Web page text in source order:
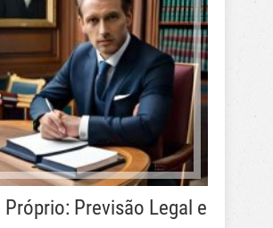
Próprio: Previsão Legal e